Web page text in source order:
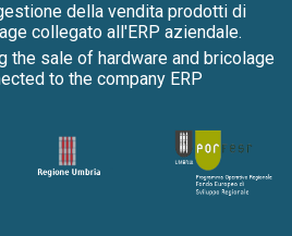
della vendita prodotti di
collegato all'ERP aziendale.
the sale of hardware and bricolage
to the company ERP